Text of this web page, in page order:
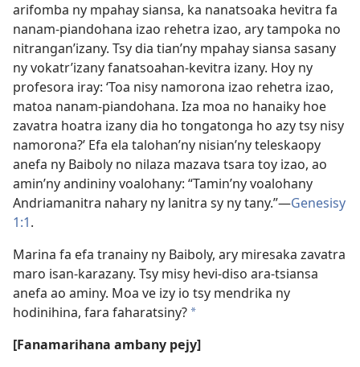
arifomba ny mpahay siansa, ka nanatsoaka hevitra fa
nanam-piandohana izao rehetra izao, ary tampoka no
nitrangan’izany. Tsy dia tian’ny mpahay siansa sasany
ny vokatr’izany fanatsoahan-kevitra izany. Hoy ny
profesora iray: ‘Toa nisy namorona izao rehetra izao,
matoa nanam-piandohana. Iza moa no hanaiky hoe
zavatra hoatra izany dia ho tongatonga ho azy tsy nisy
namorona?’ Efa ela talohan’ny nisian’ny teleskaopy
anefa ny Baiboly no nilaza mazava tsara toy izao, ao
amin’ny andininy voalohany: “Tamin’ny voalohany
Andriamanitra nahary ny lanitra sy ny tany.”—Genesisy
1:1.
Marina fa efa tranainy ny Baiboly, ary miresaka zavatra
maro isan-karazany. Tsy misy hevi-diso ara-tsiansa
anefa ao aminy. Moa ve izy io tsy mendrika ny
hodinihina, fara faharatsiny? *
[Fanamarihana ambany pejy]